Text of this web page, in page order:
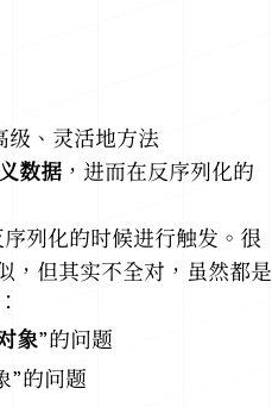
级、灵活地方法
数据 ，进而在反序列化的
序列化的时候进行触发。很
，但其实不全对，虽然都是
象”的问题
”的问题